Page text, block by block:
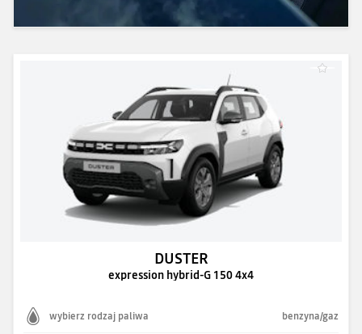
DUSTER
expression hybrid-G 150 4x4
wybierz rodzaj paliwa benzyna/gaz